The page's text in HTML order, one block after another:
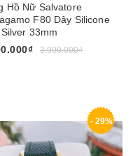
Hồ Nữ Salvatore
F80 Dây Silicone
33mm
3.900.000₫
- 29%